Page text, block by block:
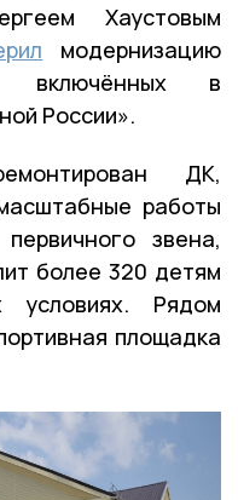
Хаустовым
модернизацию
включённых в
России».
ДК,
работы
звена,
более 320 детям
условиях. Рядом
площадка